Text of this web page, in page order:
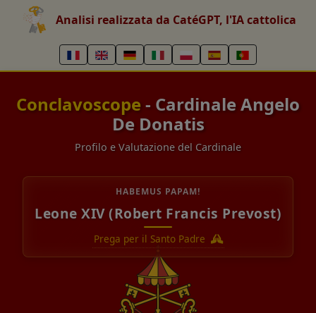
Analisi realizzata da CatéGPT, l'IA cattolica
Conclavoscope - Cardinale Angelo
De Donatis
Profilo e Valutazione del Cardinale
HABEMUS PAPAM!
Leone XIV (Robert Francis Prevost)
Prega per il Santo Padre